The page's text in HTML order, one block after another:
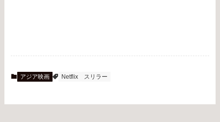
アジア映画 Netflix スリラー